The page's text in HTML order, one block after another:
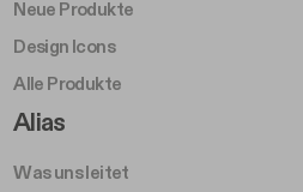
Neue Produkte
Design Icons
Alle Produkte
Footer Right A
Alias
Was uns leitet